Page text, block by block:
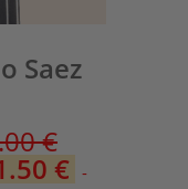
Saez
€
€ -